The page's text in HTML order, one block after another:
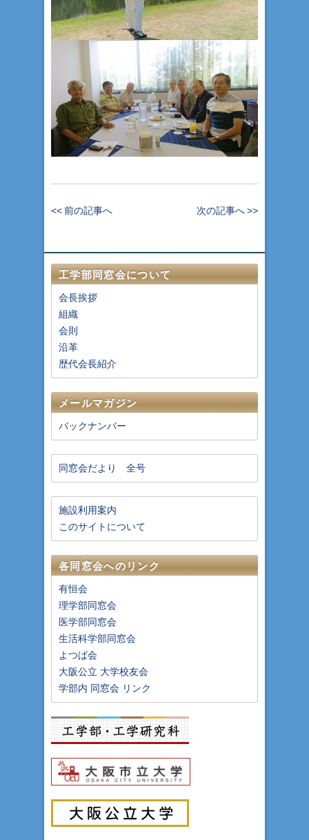
<< 前の記事へ 次の記事へ >>
工学部同窓会について
会長挨拶
組織
会則
沿革
歴代会長紹介
メールマガジン
バックナンバー
同窓会だより 全号
施設利用案内
このサイトについて
各同窓会へのリンク
有恒会
理学部同窓会
医学部同窓会
生活科学部同窓会
よつば会
大阪公立 大学校友会
学部内 同窓会 リンク